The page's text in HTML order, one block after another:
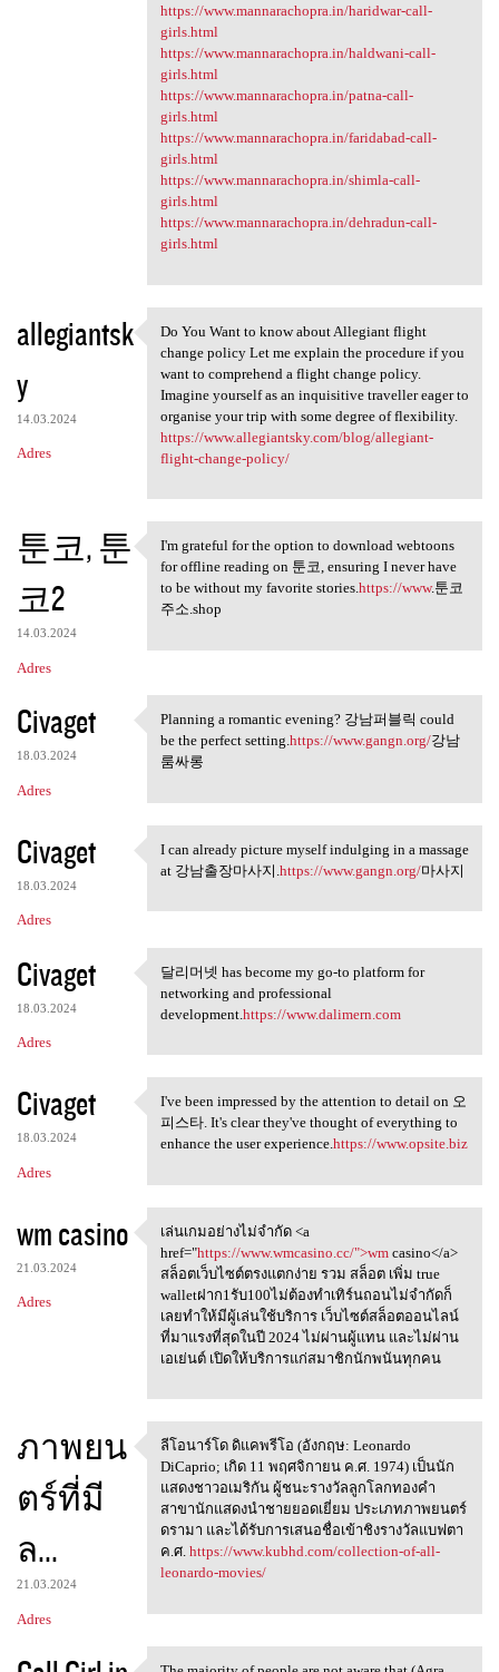
https://www.mannarachopra.in/haridwar-call-
girls.html
https://www.mannarachopra.in/haldwani-call-
girls.html
https://www.mannarachopra.in/patna-call-
girls.html
https://www.mannarachopra.in/faridabad-call-
girls.html
https://www.mannarachopra.in/shimla-call-
girls.html
https://www.mannarachopra.in/dehradun-call-
girls.html
allegiantsk
y
14.03.2024
Adres
Do You Want to know about
Do You Want to know about Allegiant flight
change policy Let me explain the procedure if you
want to comprehend a flight change policy.
Imagine yourself as an inquisitive traveller eager to
organise your trip with some degree of flexibility.
https://www.allegiantsky.com/blog/allegiant-
flight-change-policy/
툰코, 툰
코2
14.03.2024
Adres
I'm grateful for the option
I'm grateful for the option to download webtoons
for offline reading on 툰코, ensuring I never have
to be without my favorite stories.https://www.툰코
주소.shop
Civaget
18.03.2024
Adres
Planning a romantic evening?
Planning a romantic evening? 강남퍼블릭 could
be the perfect setting.https://www.gangn.org/강남
룸싸롱
Civaget
18.03.2024
Adres
I can already picture myself
I can already picture myself indulging in a massage
at 강남출장마사지. https://www.gangn.org/마사지
Civaget
18.03.2024
Adres
달리머넷 has become my go-to
달리머넷 has become my go-to platform for
networking and professional
development. https://www.dalimern.com
Civaget
18.03.2024
Adres
I've been impressed by the
I've been impressed by the attention to detail on 오
피스타. It's clear they've thought of everything to
enhance the user experience.https://www.opsite.biz
wm casino
21.03.2024
Adres
เล่นเกมอย่างไม่จำกัด <a href=
เล่นเกมอย่างไม่จำกัด <a
href="https://www.wmcasino.cc/">wmcasino</a>
สล็อตเว็บไซต์ตรงแตกง่าย รวม สล็อต เพิ่ม true
walletฝาก1รับ100ไม่ต้องทำเทิร์นถอนไม่จำกัดก็
เลยทำให้มีผู้เล่นใช้บริการ เว็บไซต์สล็อตออนไลน์
ที่มาแรงที่สุดในปี 2024 ไม่ผ่านผู้แทน และไม่ผ่าน
เอเย่นต์ เปิดให้บริการแก่สมาชิกนักพนันทุกคน
ภาพยน
ตร์ที่มี
ล...
21.03.2024
Adres
ลีโอนาร์โด ดิแคพรีโอ (อังกฤษ:
ลีโอนาร์โด ดิแคพรีโอ (อังกฤษ: Leonardo
DiCaprio; เกิด 11 พฤศจิกายน ค.ศ. 1974) เป็นนัก
แสดงชาวอเมริกัน ผู้ชนะรางวัลลูกโลกทองคำ
สาขานักแสดงนำชายยอดเยี่ยม ประเภทภาพยนตร์
ดรามา และได้รับการเสนอชื่อเข้าชิงรางวัลแบฟตา
ค.ศ. https://www.kubhd.com/collection-of-all-
leonardo-movies/